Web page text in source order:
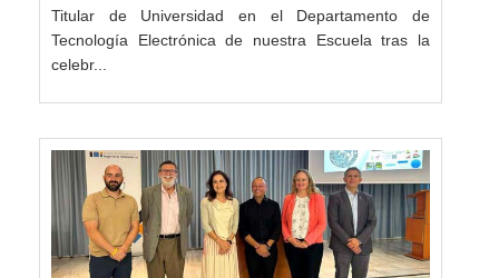
Titular de Universidad en el Departamento de
Tecnología Electrónica de nuestra Escuela tras la
celebr...